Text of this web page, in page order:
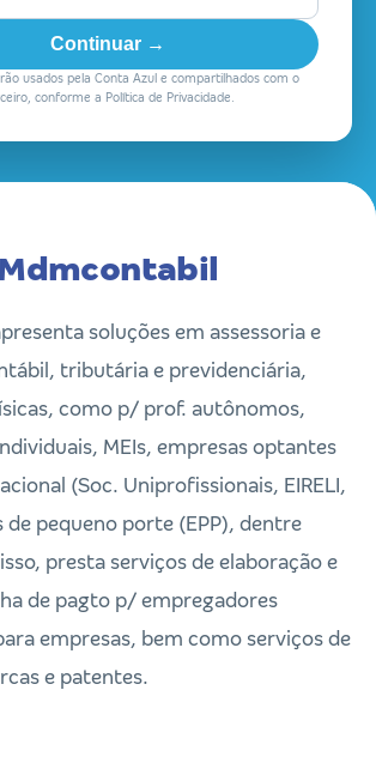
Continuar →
usados pela Conta Azul e compartilhados com o
conforme a Política de Privacidade.
soluções em assessoria e
tributária e previdenciária,
como p/ prof. autônomos,
MEIs, empresas optantes
(Soc. Uniprofissionais, EIRELI,
de pequeno porte (EPP), dentre
presta serviços de elaboração e
de pagto p/ empregadores
empresas, bem como serviços de
e patentes.